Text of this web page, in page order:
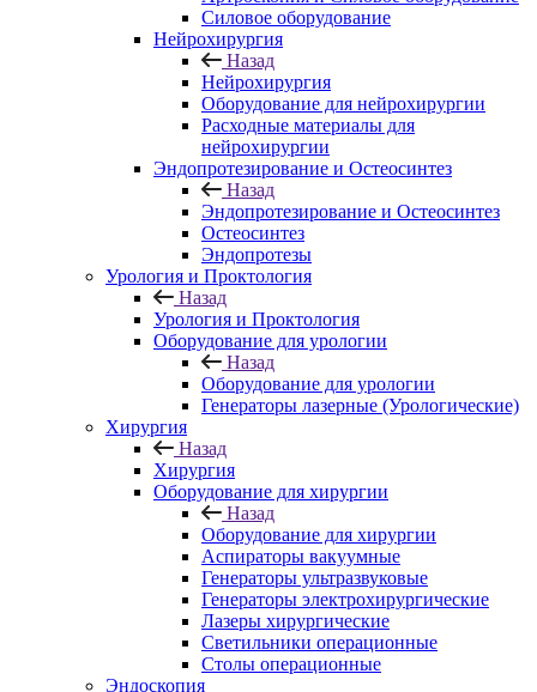
Силовое оборудование
Нейрохирургия
Назад
Нейрохирургия
Оборудование для нейрохирургии
Расходные материалы для
нейрохирургии
Эндопротезирование и Остеосинтез
Назад
Эндопротезирование и Остеосинтез
Остеосинтез
Эндопротезы
Урология и Проктология
Назад
Урология и Проктология
Оборудование для урологии
Назад
Оборудование для урологии
Генераторы лазерные (Урологические)
Хирургия
Назад
Хирургия
Оборудование для хирургии
Назад
Оборудование для хирургии
Аспираторы вакуумные
Генераторы ультразвуковые
Генераторы электрохирургические
Лазеры хирургические
Светильники операционные
Столы операционные
Эндоскопия